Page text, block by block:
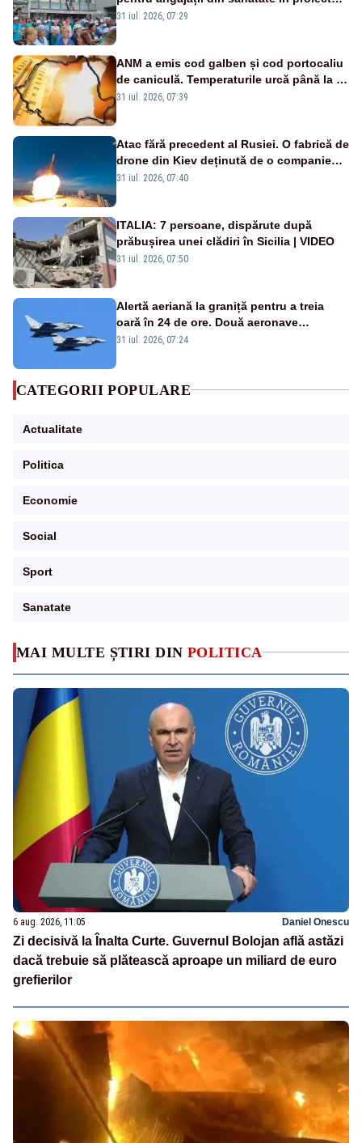
MAI MULTE ȘTIRI DIN POLITICA
6 aug. 2026, 11:05 Daniel Onescu
Zi decisivă la Înalta Curte. Guvernul Bolojan află astăzi
dacă trebuie să plătească aproape un miliard de euro
grefierilor
Legii salarizării
31 iul. 2026, 07:29
ANM a emis cod galben și cod portocaliu
de caniculă. Temperaturile urcă până la 38
de grade, iar nopțile devin tropicale
31 iul. 2026, 07:39
Atac fără precedent al Rusiei. O fabrică de
drone din Kiev deținută de o companie
americană, distrusă de o rachetă
31 iul. 2026, 07:40
ITALIA: 7 persoane, dispărute după
prăbușirea unei clădiri în Sicilia | VIDEO
31 iul. 2026, 07:50
Alertă aeriană la graniță pentru a treia
oară în 24 de ore. Două aeronave
Eurofighter britanice au fost ridicate de la
31 iul. 2026, 07:24
CATEGORII POPULARE
Actualitate
Politica
Economie
Social
Sport
Sanatate